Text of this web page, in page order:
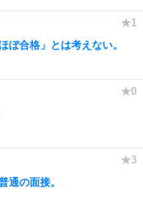
ぼ合格」とは考えない。
通の面接。